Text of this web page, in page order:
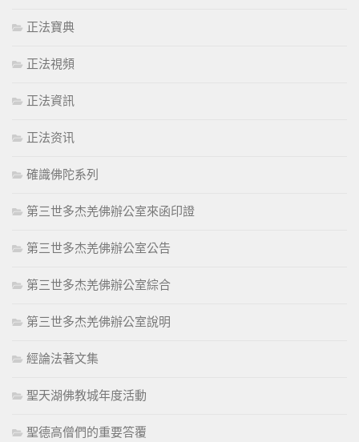
正法寶典
正法視頻
正法資訊
正法资讯
確識佛陀系列
第三世多杰羌佛辦公室來函印證
第三世多杰羌佛辦公室公告
第三世多杰羌佛辦公室綜合
第三世多杰羌佛辦公室說明
經論法著文集
聖天湖佛教城年度活動
聖德高僧們的重要答覆